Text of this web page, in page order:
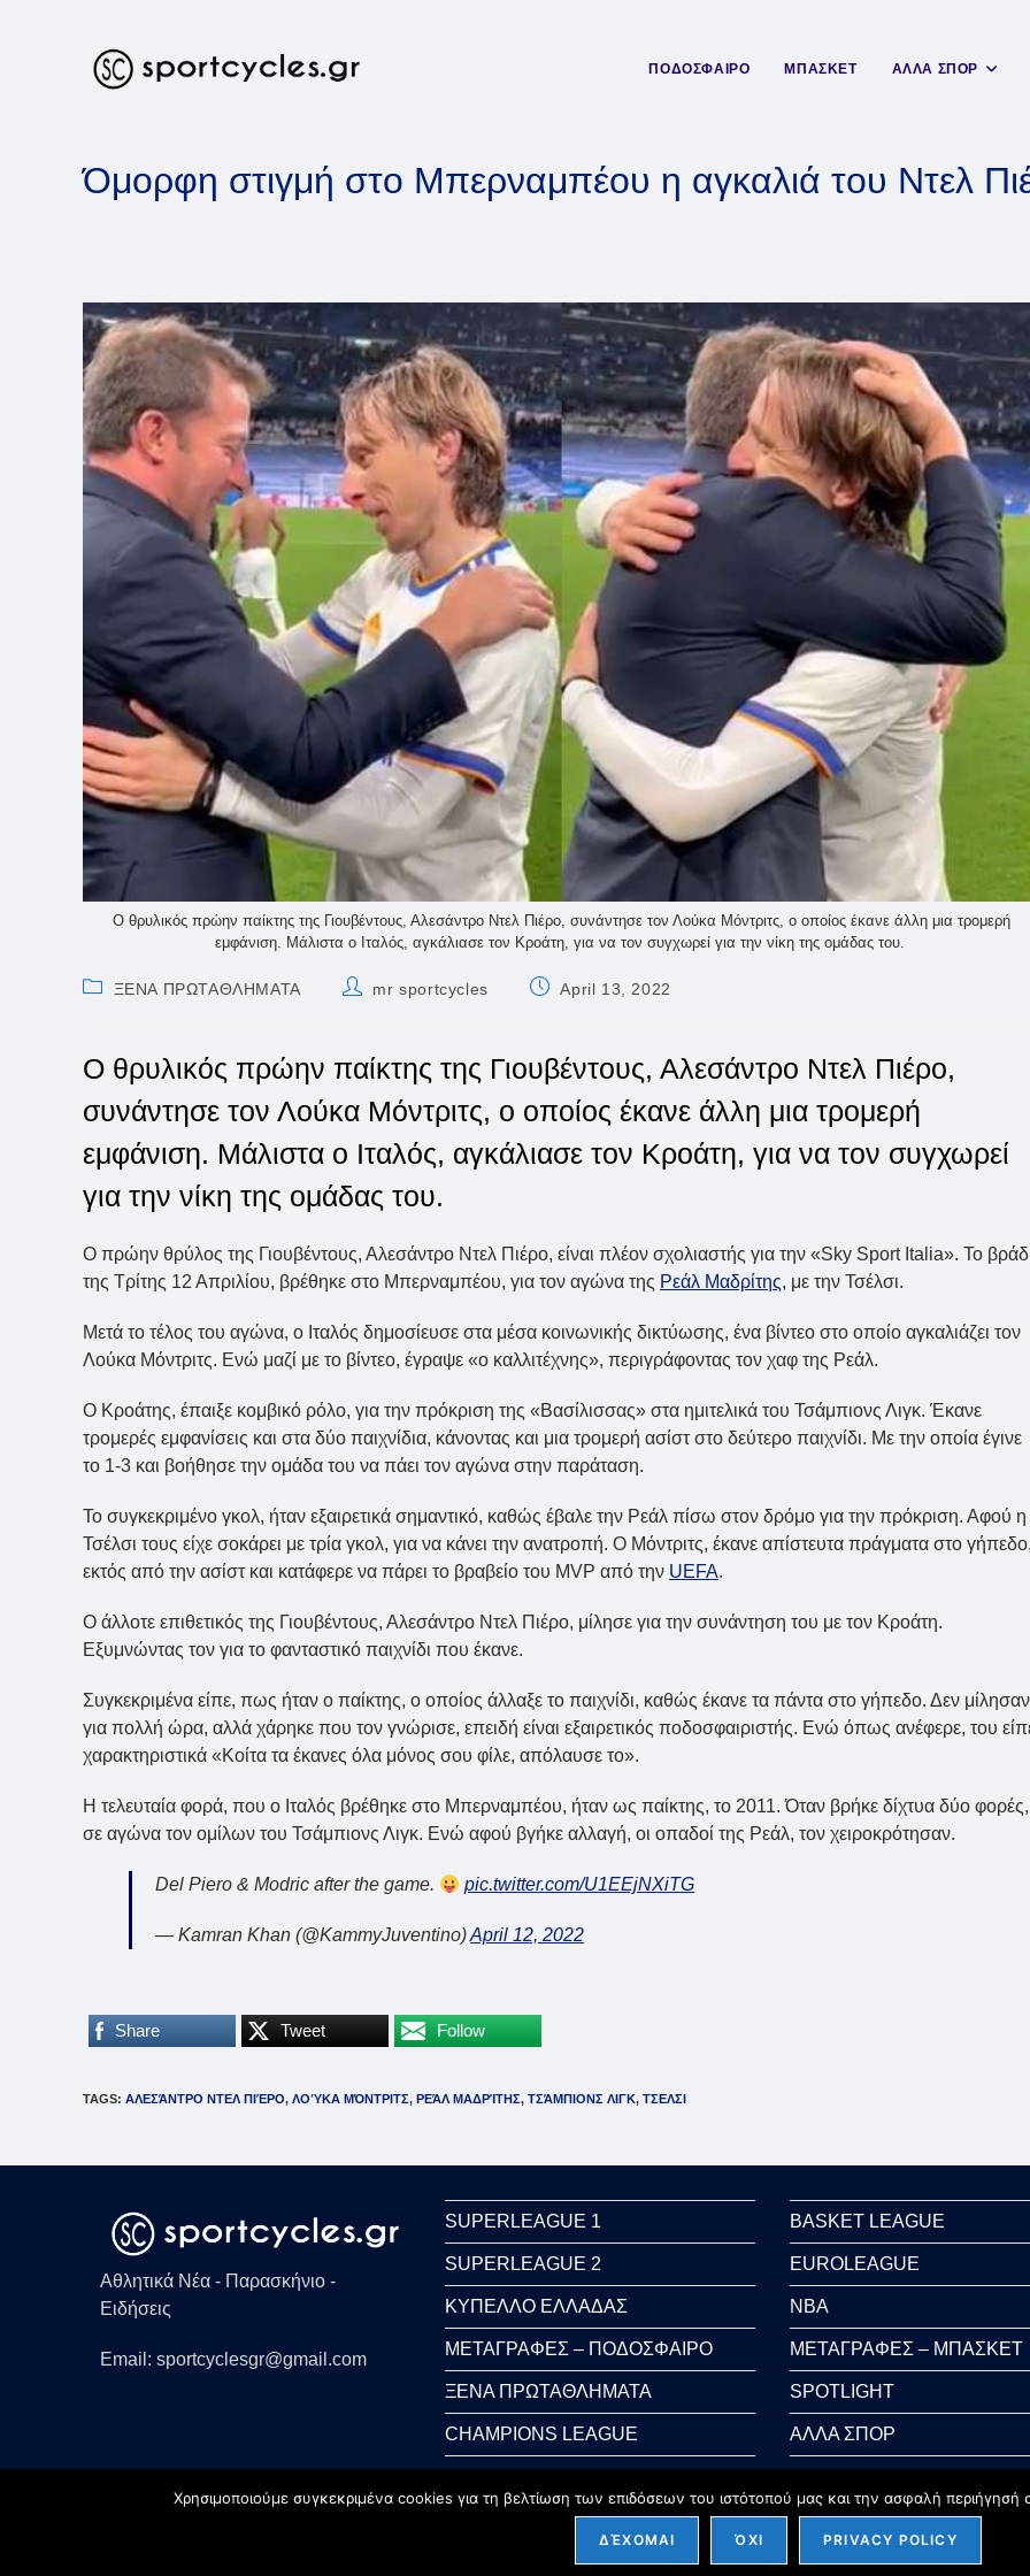
ΠΟΔΟΣΦΑΙΡΟ ΜΠΑΣΚΕΤ ΑΛΛΑ ΣΠΟΡ
Όμορφη στιγμή στο Μπερναμπέου η αγκαλιά του Ντελ
Ο θρυλικός πρώην παίκτης της Γιουβέντους, Αλεσάντρο Ντελ Πιέρο, συνάντησε τον Λούκα Μόντριτς, ο οποίος έκανε άλλη μια τρομερή
εμφάνιση. Μάλιστα ο Ιταλός, αγκάλιασε τον Κροάτη, για να τον συγχωρεί για την νίκη της ομάδας του.
PostΞΕΝΑ ΠΡΩΤΑΘΛΗΜΑΤΑ
Postmr sportcycles
PostApril 13, 2022
Ο θρυλικός πρώην παίκτης της Γιουβέντους, Αλεσάντρο Ντελ Πιέρο,
συνάντησε τον Λούκα Μόντριτς, ο οποίος έκανε άλλη μια τρομερή
εμφάνιση. Μάλιστα ο Ιταλός, αγκάλιασε τον Κροάτη, για να τον συγχωρεί
για την νίκη της ομάδας του.
Ο πρώην θρύλος της Γιουβέντους, Αλεσάντρο Ντελ Πιέρο, είναι πλέον σχολιαστής για την «Sky Sport Italia». Το
της Τρίτης 12 Απριλίου, βρέθηκε στο Μπερναμπέου, για τον αγώνα της Ρεάλ Μαδρίτης, με την Τσέλσι.
Μετά το τέλος του αγώνα, ο Ιταλός δημοσίευσε στα μέσα κοινωνικής δικτύωσης, ένα βίντεο στο οποίο αγκαλιάζει τον
Λούκα Μόντριτς. Ενώ μαζί με το βίντεο, έγραψε «ο καλλιτέχνης», περιγράφοντας τον χαφ της Ρεάλ.
Ο Κροάτης, έπαιξε κομβικό ρόλο, για την πρόκριση της «Βασίλισσας» στα ημιτελικά του Τσάμπιονς Λιγκ. Έκανε
τρομερές εμφανίσεις και στα δύο παιχνίδια, κάνοντας και μια τρομερή ασίστ στο δεύτερο παιχνίδι. Με την οποία έγινε
το 1-3 και βοήθησε την ομάδα του να πάει τον αγώνα στην παράταση.
Το συγκεκριμένο γκολ, ήταν εξαιρετικά σημαντικό, καθώς έβαλε την Ρεάλ πίσω στον δρόμο για την πρόκριση. Αφού η
Τσέλσι τους είχε σοκάρει με τρία γκολ, για να κάνει την ανατροπή. Ο Μόντριτς, έκανε απίστευτα πράγματα στο
εκτός από την ασίστ και κατάφερε να πάρει το βραβείο του MVP από την UEFA.
Ο άλλοτε επιθετικός της Γιουβέντους, Αλεσάντρο Ντελ Πιέρο, μίλησε για την συνάντηση του με τον Κροάτη.
Εξυμνώντας τον για το φανταστικό παιχνίδι που έκανε.
Συγκεκριμένα είπε, πως ήταν ο παίκτης, ο οποίος άλλαξε το παιχνίδι, καθώς έκανε τα πάντα στο γήπεδο. Δεν μίλησαν
για πολλή ώρα, αλλά χάρηκε που τον γνώρισε, επειδή είναι εξαιρετικός ποδοσφαιριστής. Ενώ όπως ανέφερε, του
χαρακτηριστικά «Κοίτα τα έκανες όλα μόνος σου φίλε, απόλαυσε το».
Η τελευταία φορά, που ο Ιταλός βρέθηκε στο Μπερναμπέου, ήταν ως παίκτης, το 2011. Όταν βρήκε δίχτυα δύο φορές,
σε αγώνα τον ομίλων του Τσάμπιονς Λιγκ. Ενώ αφού βγήκε αλλαγή, οι οπαδοί της Ρεάλ, τον χειροκρότησαν.
Del Piero & Modric after the game. pic.twitter.com/U1EEjNXiTG
— Kamran Khan (@KammyJuventino)April 12, 2022
Share Tweet Follow
TAGS: ΑΛΕΣΆΝΤΡΟ ΝΤΕΛ ΠΙΈΡΟ, ΛΟΎΚΑ ΜΌΝΤΡΙΤΣ, ΡΕΆΛ ΜΑΔΡΊΤΗΣ, ΤΣΆΜΠΙΟΝΣ ΛΙΓΚ, ΤΣΕΛΣΙ
Αθλητικά Νέα - Παρασκήνιο -
Ειδήσεις
Email: sportcyclesgr@gmail.com
SUPERLEAGUE 1
SUPERLEAGUE 2
ΚΥΠΕΛΛΟ ΕΛΛΑΔΑΣ
ΜΕΤΑΓΡΑΦΕΣ – ΠΟΔΟΣΦΑΙΡΟ
ΞΕΝΑ ΠΡΩΤΑΘΛΗΜΑΤΑ
CHAMPIONS LEAGUE
BASKET LEAGUE
EUROLEAGUE
NBA
ΜΕΤΑΓΡΑΦΕΣ – ΜΠΑΣΚΕΤ
SPOTLIGHT
ΑΛΛΑ ΣΠΟΡ
Χρησιμοποιούμε συγκεκριμένα cookies για τη βελτίωση των επιδόσεων του ιστότοπού μας και την ασφαλή
ΔΈΧΟΜΑΙ ΌΧΙ PRIVACY POLICY